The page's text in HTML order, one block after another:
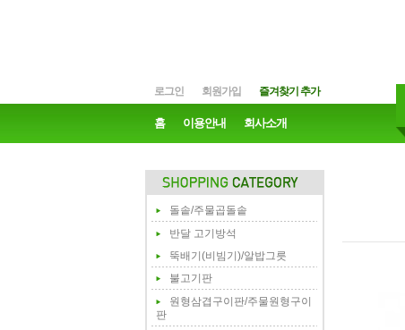
로그인 회원가입 즐겨찾기 추가
홈 이용안내 회사소개
돌솥/주물곱돌솥
반달 고기방석
뚝배기(비빔기)/알밥그릇
불고기판
원형삼겹구이판/주물원형구이
판